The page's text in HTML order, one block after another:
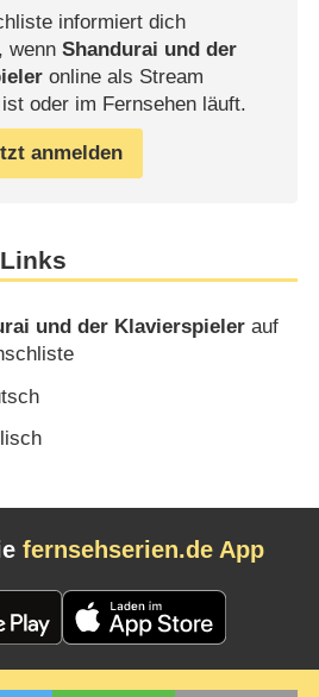
informiert dich
wenn Shandurai und der
online als Stream
oder im Fernsehen läuft.
anmelden
und der Klavierspieler auf
fernsehserien.de App